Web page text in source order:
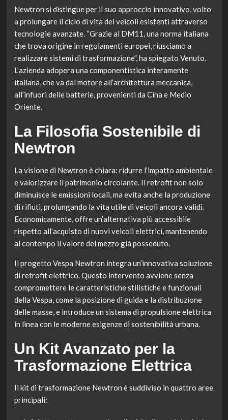
Newtron si distingue per il suo approccio innovativo, volto
a prolungare il ciclo di vita dei veicoli esistenti attraverso
tecnologie avanzate. “Grazie al DM11, una norma italiana
che trova origine in regolamenti europei, riusciamo a
realizzare sistemi di trasformazione”, ha spiegato Venuto.
L’azienda adopera una componentistica interamente
italiana, che va dal motore all’architettura meccanica,
all’infuori delle batterie, provenienti da Cina e Medio
Oriente.
La Filosofia Sostenibile di
Newtron
La visione di Newtron è chiara: ridurre l’impatto ambientale
e valorizzare il patrimonio circolante. Il retrofit non solo
diminuisce le emissioni locali, ma evita anche la produzione
di rifiuti, prolungando la vita utile di veicoli ancora validi.
Economicamente, offre un’alternativa più accessibile
rispetto all’acquisto di nuovi veicoli elettrici, mantenendo
al contempo il valore del mezzo già posseduto.
Il progetto Vespa Newtron integra un’innovativa soluzione
di retrofit elettrico. Questo intervento avviene senza
compromettere le caratteristiche stilistiche e funzionali
della Vespa, come la posizione di guida e la distribuzione
delle masse, e introduce un sistema di propulsione elettrica
in linea con le moderne esigenze di sostenibilità urbana.
Un Kit Avanzato per la
Trasformazione Elettrica
Il kit di trasformazione Newtron è suddiviso in quattro aree
principali: